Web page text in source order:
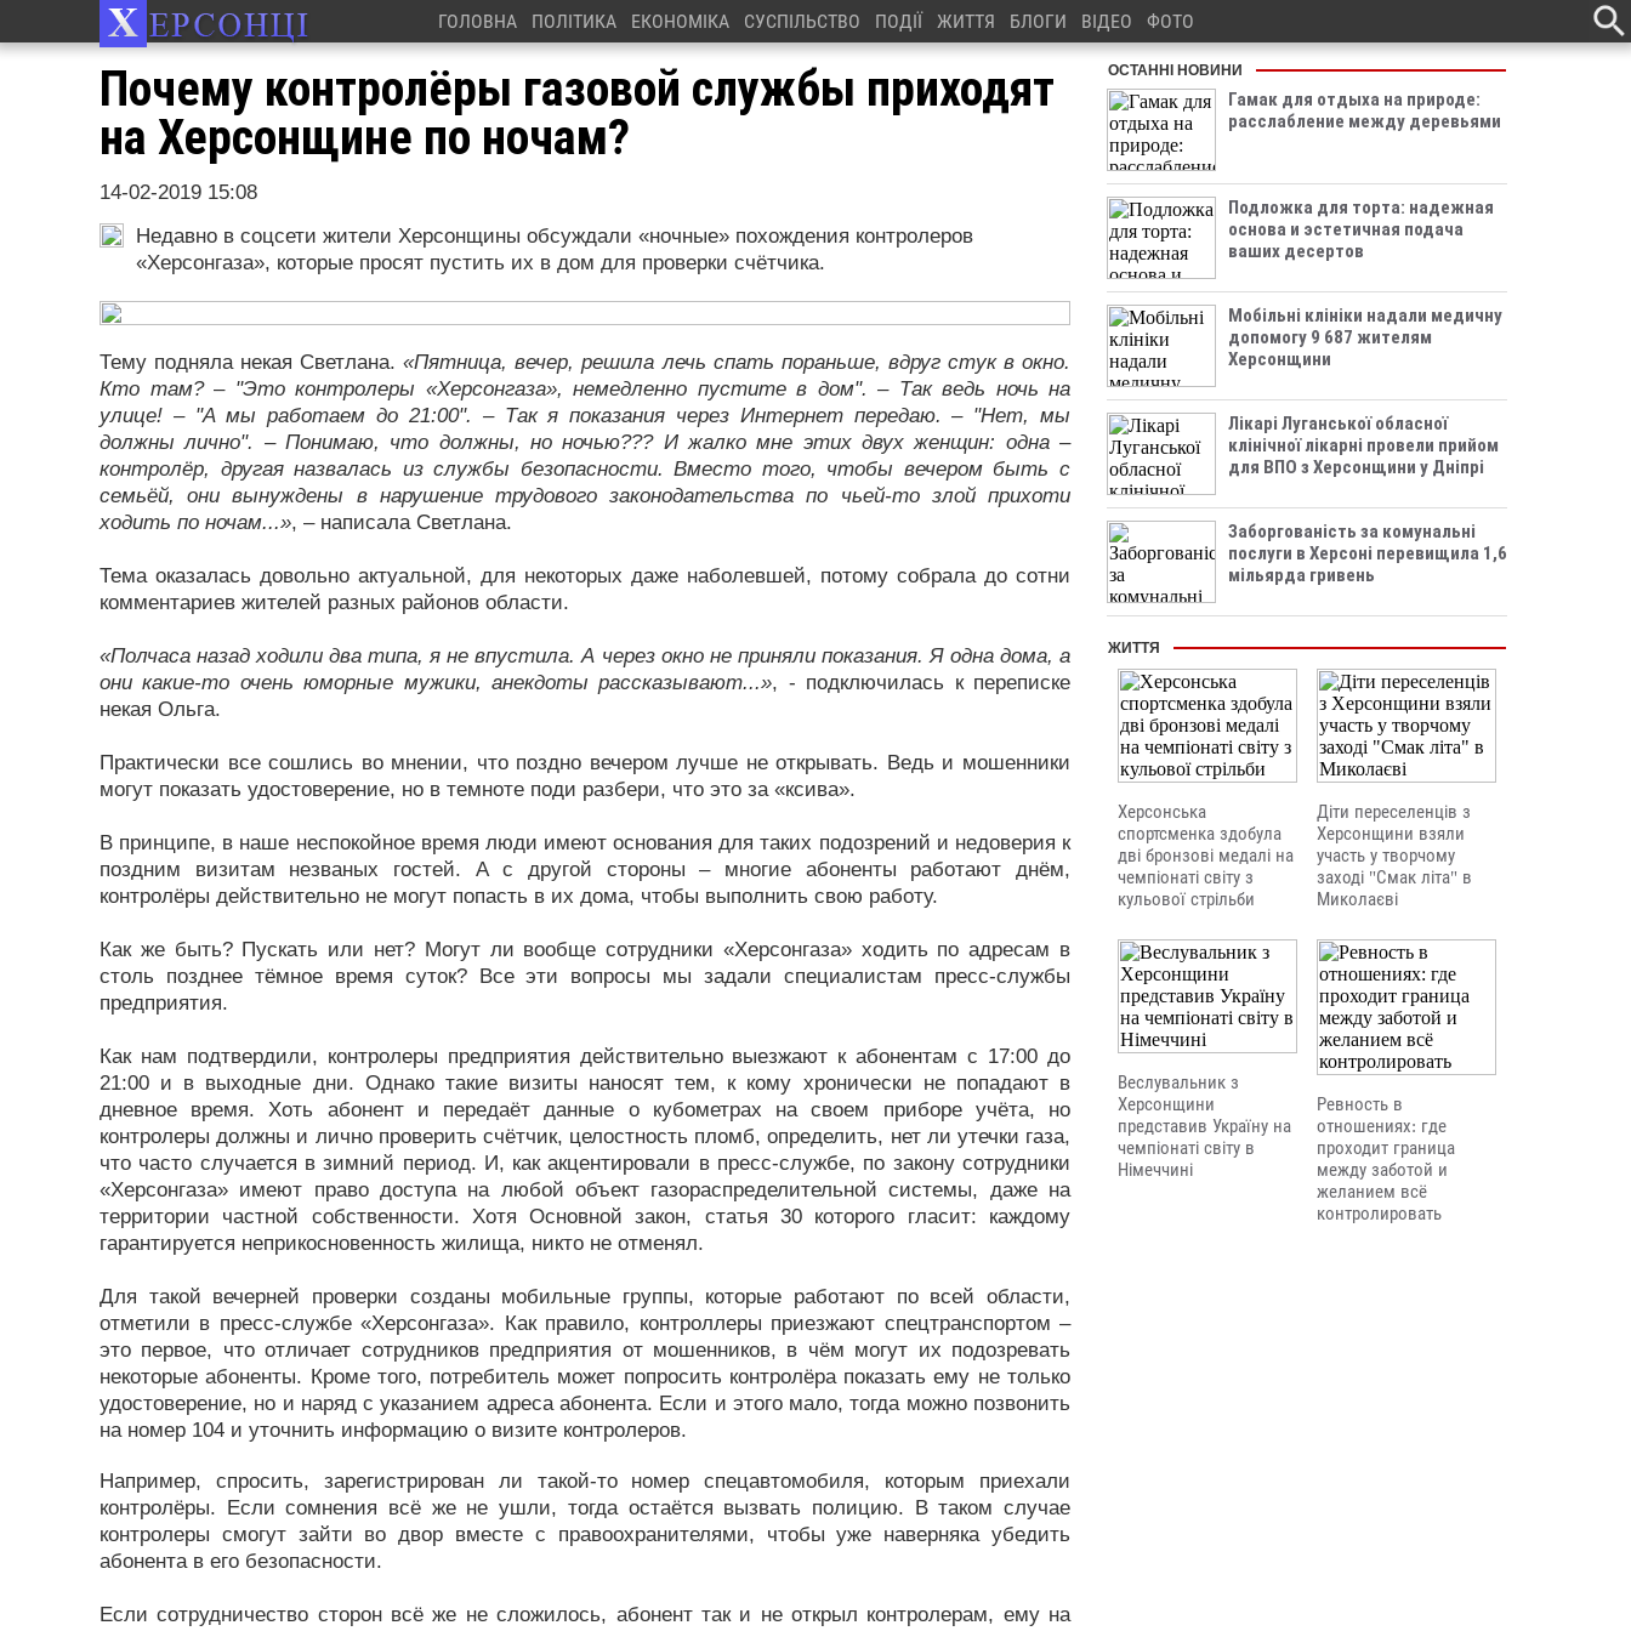
ГОЛОВНА ПОЛІТИКА ЕКОНОМІКА СУСПІЛЬСТВО ПОДІЇ ЖИТТЯ БЛОГИ ВІДЕО ФОТО
Почему контролёры газовой службы приходят
на Херсонщине по ночам?
14-02-2019 15:08
Недавно в соцсети жители Херсонщины обсуждали «ночные» похождения контролеров
«Херсонгаза», которые просят пустить их в дом для проверки счётчика.
Тему подняла некая Светлана.«Пятница, вечер, решила лечь спать пораньше, вдруг стук в окно.
Кто там?– "Это контролеры «Херсонгаза», немедленно пустите в дом". – Так ведь ночь на
улице! – "А мы работаем до 21:00". – Так я показания через Интернет передаю. – "Нет, мы
должны лично". – Понимаю, что должны, но ночью??? И жалко мне этих двух женщин: одна –
контролёр, другая назвалась из службы безопасности. Вместо того, чтобы вечером быть с
семьёй, они вынуждены в нарушение трудового законодательства по чьей-то злой прихоти
ходить по ночам...», – написала Светлана.
Тема оказалась довольно актуальной, для некоторых даже наболевшей, потому собрала до сотни
комментариев жителей разных районов области.
«Полчаса назад ходили два типа, я не впустила. А через окно не приняли показания. Я одна дома, а
они какие-то очень юморные мужики, анекдоты рассказывают...», - подключилась к переписке
некая Ольга.
Практически все сошлись во мнении, что поздно вечером лучше не открывать. Ведь и мошенники
могут показать удостоверение, но в темноте поди разбери, что это за «ксива».
В принципе, в наше неспокойное время люди имеют основания для таких подозрений и недоверия к
поздним визитам незваных гостей. А с другой стороны – многие абоненты работают днём,
контролёры действительно не могут попасть в их дома, чтобы выполнить свою работу.
Как же быть? Пускать или нет? Могут ли вообще сотрудники «Херсонгаза» ходить по адресам в
столь позднее тёмное время суток? Все эти вопросы мы задали специалистам пресс-службы
предприятия.
Как нам подтвердили, контролеры предприятия действительно выезжают к абонентам с 17:00 до
21:00 и в выходные дни. Однако такие визиты наносят тем, к кому хронически не попадают в
дневное время. Хоть абонент и передаёт данные о кубометрах на своем приборе учёта, но
контролеры должны и лично проверить счётчик, целостность пломб, определить, нет ли утечки газа,
что часто случается в зимний период. И, как акцентировали в пресс-службе, по закону сотрудники
«Херсонгаза» имеют право доступа на любой объект газораспределительной системы, даже на
территории частной собственности. Хотя Основной закон, статья 30 которого гласит: каждому
гарантируется неприкосновенность жилища, никто не отменял.
Для такой вечерней проверки созданы мобильные группы, которые работают по всей области,
отметили в пресс-службе «Херсонгаза». Как правило, контроллеры приезжают спецтранспортом –
это первое, что отличает сотрудников предприятия от мошенников, в чём могут их подозревать
некоторые абоненты. Кроме того, потребитель может попросить контролёра показать ему не только
удостоверение, но и наряд с указанием адреса абонента. Если и этого мало, тогда можно позвонить
на номер 104 и уточнить информацию о визите контролеров.
Например, спросить, зарегистрирован ли такой-то номер спецавтомобиля, которым приехали
контролёры. Если сомнения всё же не ушли, тогда остаётся вызвать полицию. В таком случае
контролеры смогут зайти во двор вместе с правоохранителями, чтобы уже наверняка убедить
абонента в его безопасности.
Если сотрудничество сторон всё же не сложилось, абонент так и не открыл контролерам, ему на
ОСТАННІ НОВИНИ
Гамак для отдыха на природе:
расслабление между деревьями
Подложка для торта: надежная
основа и эстетичная подача
ваших десертов
Мобільні клініки надали медичну
допомогу 9 687 жителям
Херсонщини
Лікарі Луганської обласної
клінічної лікарні провели прийом
для ВПО з Херсонщини у Дніпрі
Заборгованість за комунальні
послуги в Херсоні перевищила 1,6
мільярда гривень
ЖИТТЯ
Херсонська
спортсменка здобула
дві бронзові медалі на
чемпіонаті світу з
кульової стрільби
Діти переселенців з
Херсонщини взяли
участь у творчому
заході "Смак літа" в
Миколаєві
Веслувальник з
Херсонщини
представив Україну на
чемпіонаті світу в
Німеччині
Ревность в
отношениях: где
проходит граница
между заботой и
желанием всё
контролировать